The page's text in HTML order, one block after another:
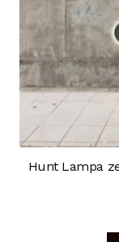
Hunt Lampa